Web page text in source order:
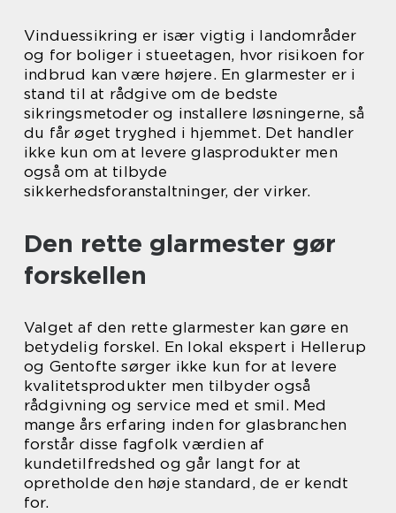
Vinduessikring er især vigtig i landområder
og for boliger i stueetagen, hvor risikoen for
indbrud kan være højere. En glarmester er i
stand til at rådgive om de bedste
sikringsmetoder og installere løsningerne, så
du får øget tryghed i hjemmet. Det handler
ikke kun om at levere glasprodukter men
også om at tilbyde
sikkerhedsforanstaltninger, der virker.
Den rette glarmester gør
forskellen
Valget af den rette glarmester kan gøre en
betydelig forskel. En lokal ekspert i Hellerup
og Gentofte sørger ikke kun for at levere
kvalitetsprodukter men tilbyder også
rådgivning og service med et smil. Med
mange års erfaring inden for glasbranchen
forstår disse fagfolk værdien af
kundetilfredshed og går langt for at
opretholde den høje standard, de er kendt
for.